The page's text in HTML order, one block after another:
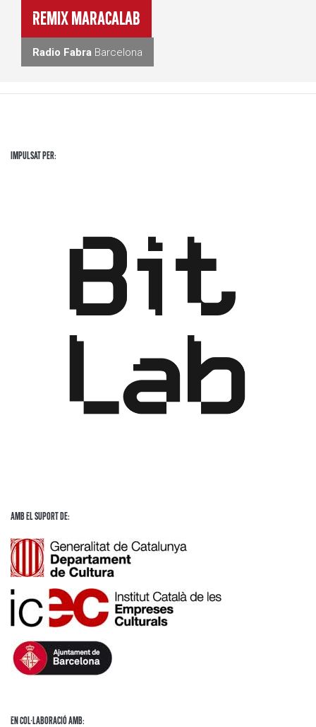
Remix Maracalab
Radio Fabra Barcelona
Impulsat per:
Amb El Suport de:
En Col·laboració amb: